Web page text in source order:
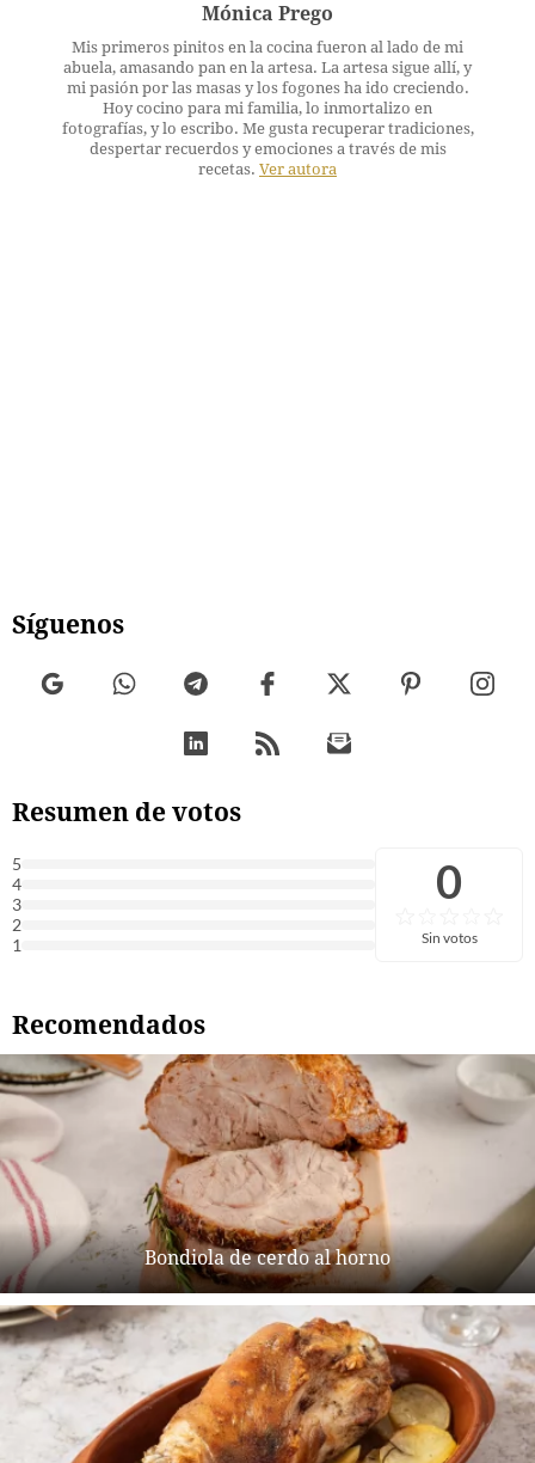
Mónica Prego
Mis primeros pinitos en la cocina fueron al lado de mi
abuela, amasando pan en la artesa. La artesa sigue allí, y
mi pasión por las masas y los fogones ha ido creciendo.
Hoy cocino para mi familia, lo inmortalizo en
fotografías, y lo escribo. Me gusta recuperar tradiciones,
despertar recuerdos y emociones a través de mis
recetas. Ver autora
Síguenos
Resumen de votos
5
4
3
2
1
0
Sin votos
Recomendados
Bondiola de cerdo al horno